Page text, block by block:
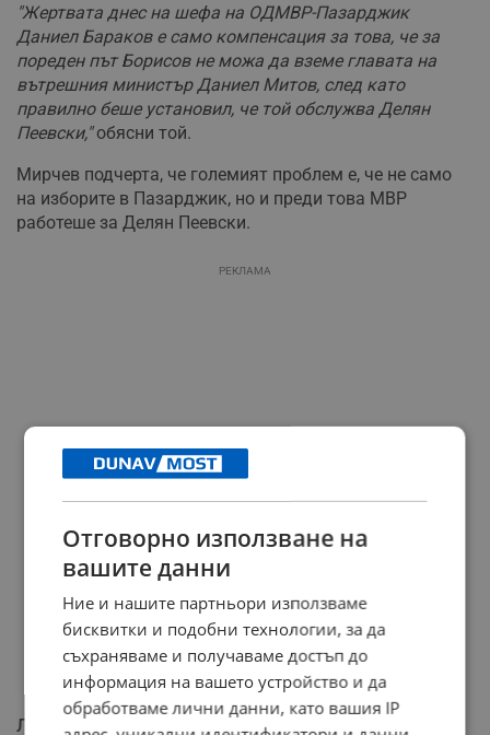
"Жертвата днес на шефа на ОДМВР-Пазарджик
Даниел Бараков е само компенсация за това, че за
пореден път Борисов не можа да вземе главата на
вътрешния министър Даниел Митов, след като
правилно беше установил, че той обслужва Делян
Пеевски,"обясни той.
Мирчев подчерта, че големият проблем е, че не само
на изборите в Пазарджик, но и преди това МВР
работеше за Делян Пеевски.
РЕКЛАМА
Липсата на кворум като индикатор
Отговорно използване на
вашите данни
Ние и нашите партньори използваме
бисквитки и подобни технологии, за да
съхраняваме и получаваме достъп до
информация на вашето устройство и да
обработваме лични данни, като вашия IP